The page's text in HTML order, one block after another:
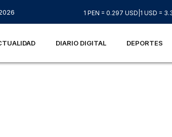
1 PEN = 0.297 USD 1 USD =
DIARIO DIGITAL DEPORTES